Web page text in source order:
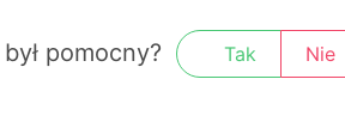
pomocny? Tak Nie